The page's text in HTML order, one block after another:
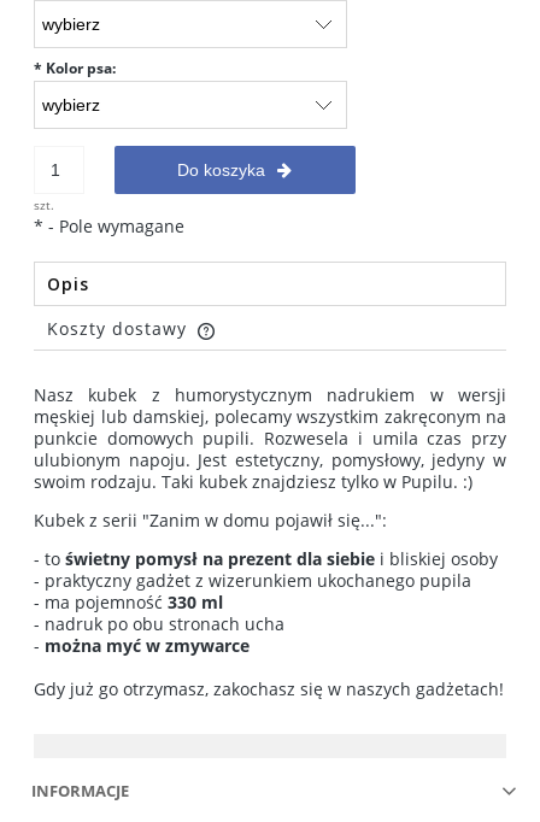
* Kolor psa:
szt.
Do koszyka
* - Pole wymagane
Opis
Koszty dostawy
Cena nie zawiera ewentualnych kosztów płatności
Nasz kubek z humorystycznym nadrukiem w wersji
męskiej lub damskiej, polecamy wszystkim zakręconym na
punkcie domowych pupili. Rozwesela i umila czas przy
ulubionym napoju. Jest estetyczny, pomysłowy, jedyny w
swoim rodzaju. Taki kubek znajdziesz tylko w Pupilu. :)
Kubek z serii "Zanim w domu pojawił się...":
- to świetny pomysł na prezent dla siebie i bliskiej osoby
- praktyczny gadżet z wizerunkiem ukochanego pupila
- ma pojemność 330 ml
- nadruk po obu stronach ucha
- można myć w zmywarce
Gdy już go otrzymasz, zakochasz się w naszych gadżetach!
INFORMACJE